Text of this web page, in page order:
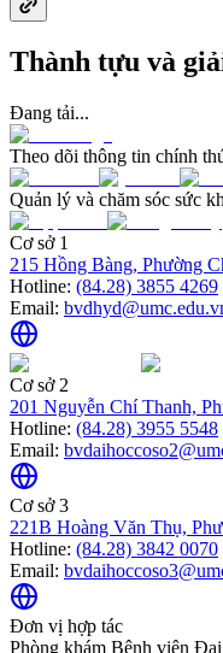
Thành tựu và
Đang tải...
Theo dõi thông tin chính
Quản lý và chăm sóc sức
Cơ sở 1
215 Hồng Bàng, Phường
Hotline: (84.28) 3855 4269
Email:
Cơ sở 2
201 Nguyễn Chí Thanh,
Hotline: (84.28) 3955 5548
Email:
Cơ sở 3
221B Hoàng Văn Thụ,
Hotline: (84.28) 3842 0070
Email:
Đơn vị hợp tác
Phòng khám Bệnh viện